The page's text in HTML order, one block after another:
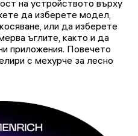
на устройството върху
да изберете модел,
или да изберете
ъглите, както и да
приложения. Повечето
с мехурче за лесно